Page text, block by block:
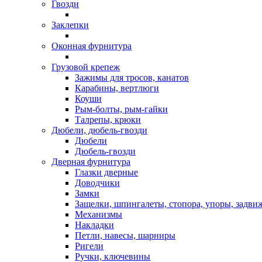
Гвозди
Заклепки
Оконная фурнитура
Грузовой крепеж
Зажимы для тросов, канатов
Карабины, вертлюги
Коуши
Рым-болты, рым-гайки
Талрепы, крюки
Дюбели, дюбель-гвозди
Дюбели
Дюбель-гвозди
Дверная фурнитура
Глазки дверные
Доводчики
Замки
Защелки, шпингалеты, стопора, упоры,
Механизмы
Накладки
Петли, навесы, шарниры
Ригели
Ручки, ключевины